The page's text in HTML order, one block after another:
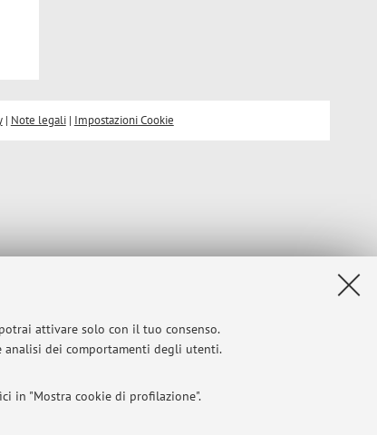
attivare solo con il tuo consenso.
analisi dei comportamenti degli utenti.
in "Mostra cookie di profilazione".
| Note legali| Impostazioni Cookie